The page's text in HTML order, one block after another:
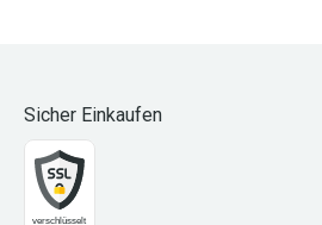
Sicher Einkaufen